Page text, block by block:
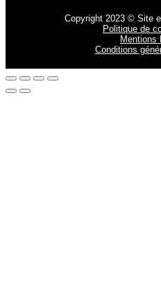
Copyright 2023 © Site
Politique de
Mentions
Conditions